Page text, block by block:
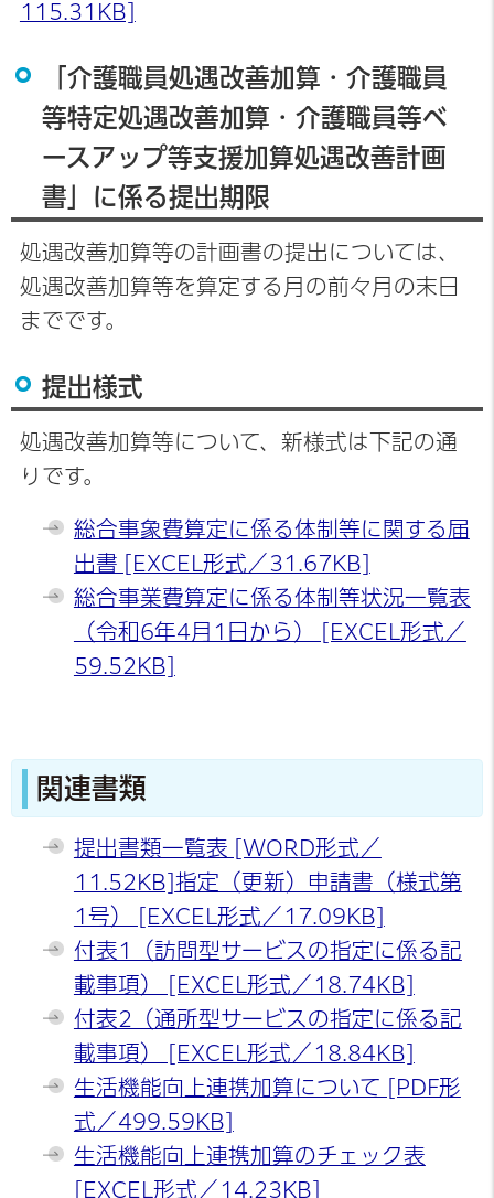
115.31KB]
「介護職員処遇改善加算・介護職員
等特定処遇改善加算・介護職員等ベ
ースアップ等支援加算処遇改善計画
書」に係る提出期限
処遇改善加算等の計画書の提出については、
処遇改善加算等を算定する月の前々月の末日
までです。
提出様式
処遇改善加算等について、新様式は下記の通
りです。
総合事象費算定に係る体制等に関する届
出書 [EXCEL形式／31.67KB]
総合事業費算定に係る体制等状況一覧表
（令和6年4月1日から） [EXCEL形式／
59.52KB]
関連書類
提出書類一覧表 [WORD形式／
11.52KB] 指定（更新）申請書（様式第
1号） [EXCEL形式／17.09KB]
付表1（訪問型サービスの指定に係る記
載事項） [EXCEL形式／18.74KB]
付表2（通所型サービスの指定に係る記
載事項） [EXCEL形式／18.84KB]
生活機能向上連携加算について [PDF形
式／499.59KB]
生活機能向上連携加算のチェック表
[EXCEL形式／14.23KB]